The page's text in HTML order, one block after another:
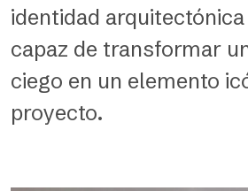
identidad
capaz de transformar
ciego en un elemento
proyecto.